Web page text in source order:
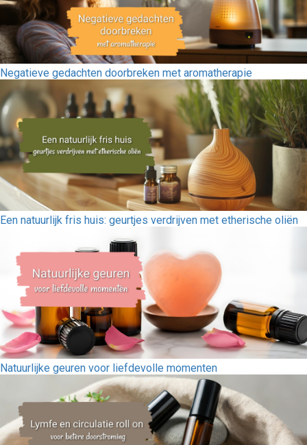
Negatieve gedachten doorbreken met aromatherapie
Een natuurlijk fris huis: geurtjes verdrijven met etherische oliën
Natuurlijke geuren voor liefdevolle momenten